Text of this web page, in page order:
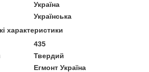
Україна
Українська
характеристики
435
Твердий
Егмонт Україна